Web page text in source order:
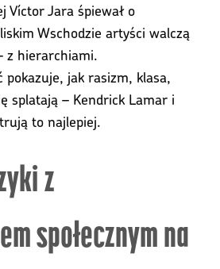
Víctor Jara śpiewał o
Wschodzie artyści walczą
z hierarchiami.
pokazuje, jak rasizm, klasa,
splatają – Kendrick Lamar i
to najlepiej.
z
społecznym na